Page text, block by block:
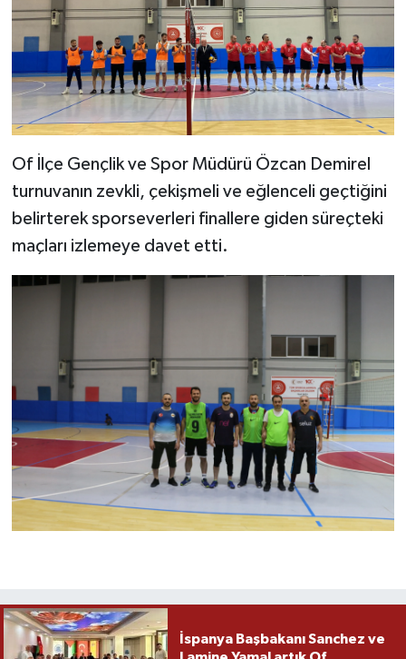
Of İlçe Gençlik ve Spor Müdürü Özcan Demirel
turnuvanın zevkli, çekişmeli ve eğlenceli geçtiğini
belirterek sporseverleri finallere giden süreçteki
maçları izlemeye davet etti.
İspanya Başbakanı Sanchez ve